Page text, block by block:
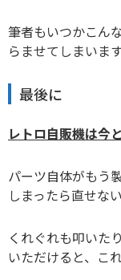
筆者もいつかこん
らませてしまいます
最後に
レトロ自販機は今
パーツ自体がもう
しまったら直せな
くれぐれも叩いた
いただけると、こ